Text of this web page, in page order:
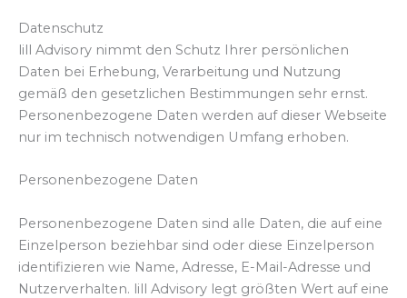
Datenschutz
lill Advisory nimmt den Schutz Ihrer persönlichen
Daten bei Erhebung, Verarbeitung und Nutzung
gemäß den gesetzlichen Bestimmungen sehr ernst.
Personenbezogene Daten werden auf dieser Webseite
nur im technisch notwendigen Umfang erhoben.
Personenbezogene Daten
Personenbezogene Daten sind alle Daten, die auf eine
Einzelperson beziehbar sind oder diese Einzelperson
identifizieren wie Name, Adresse, E-Mail-Adresse und
Nutzerverhalten. lill Advisory legt größten Wert auf eine